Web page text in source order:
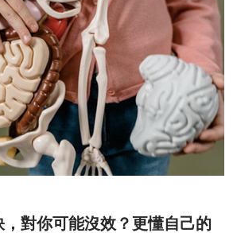
，對你可能沒效？更懂自己的